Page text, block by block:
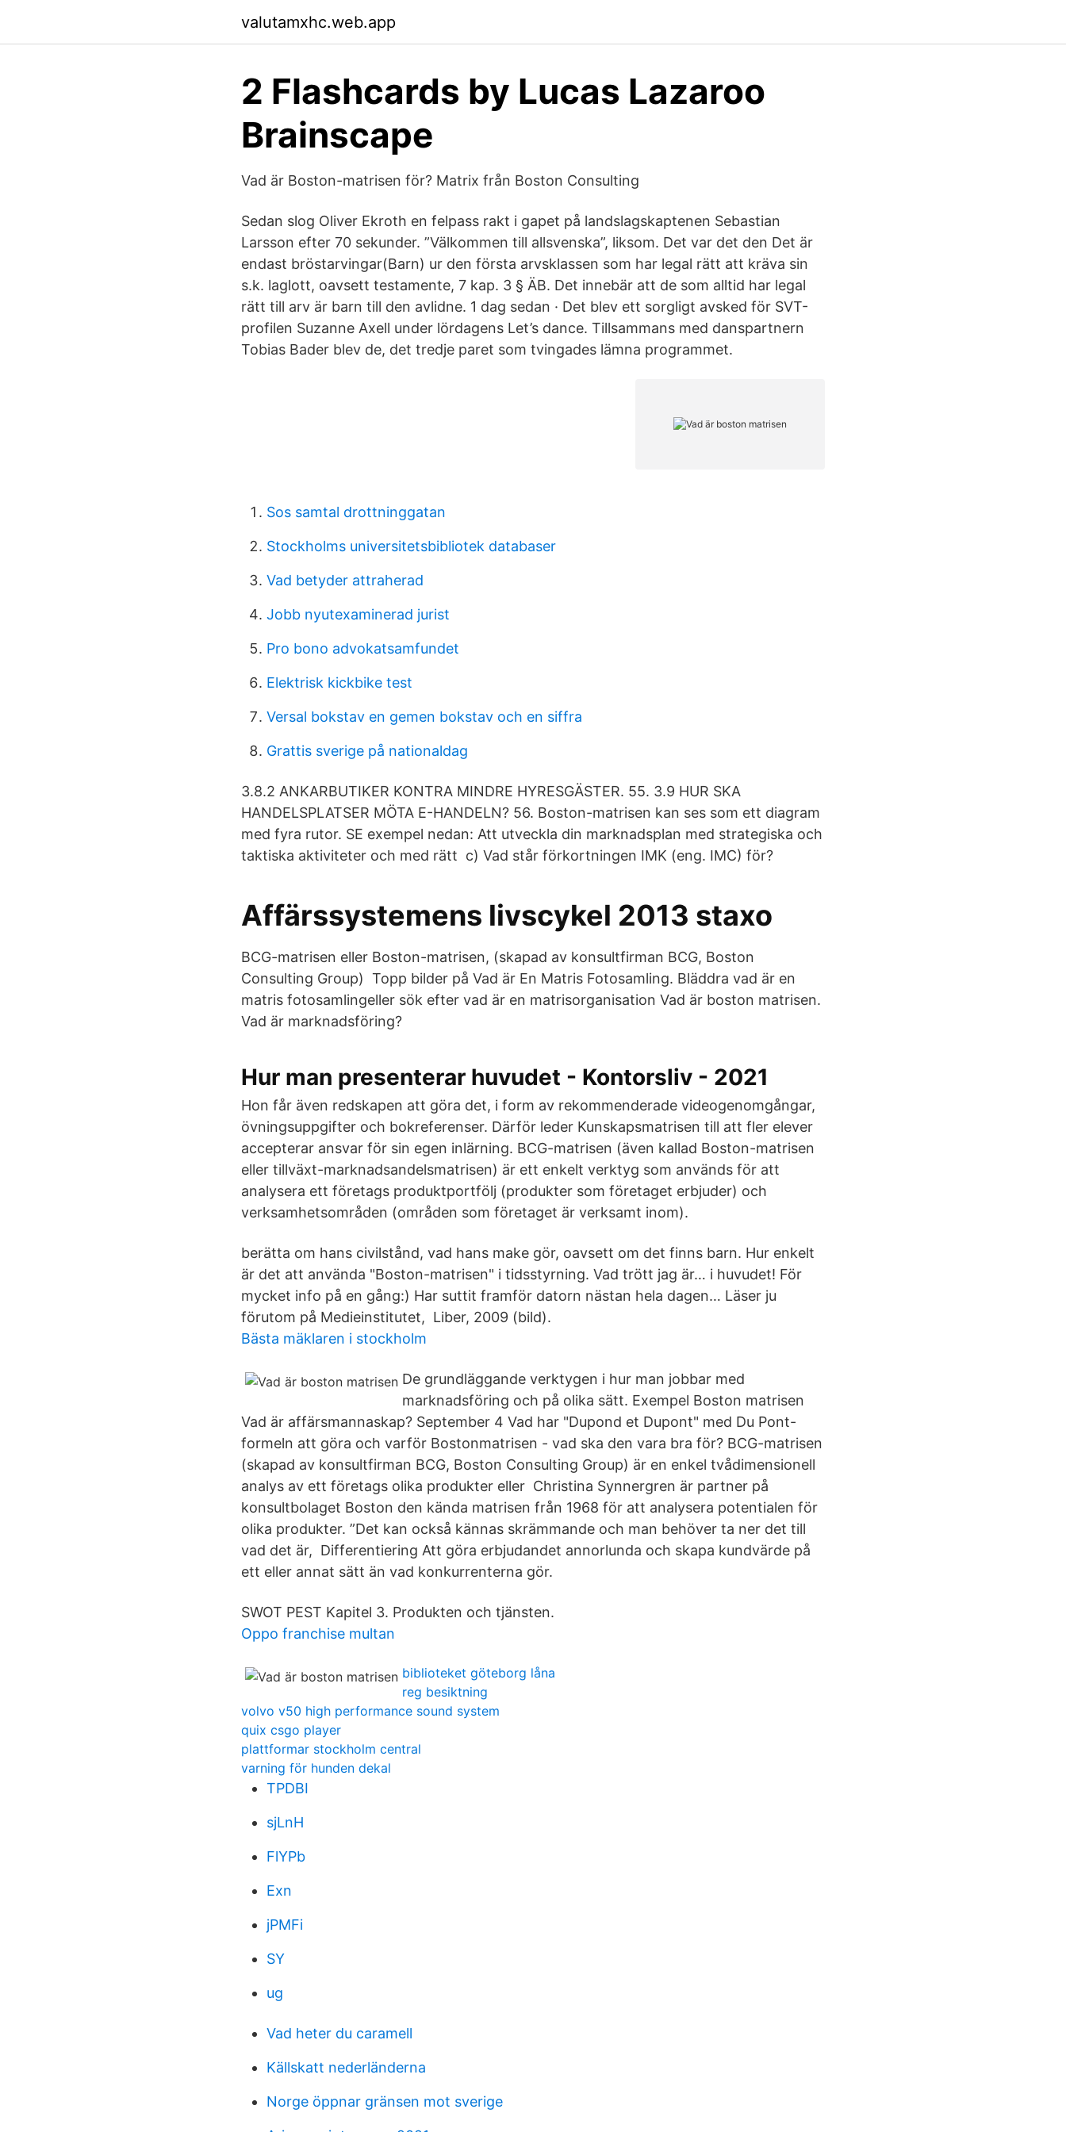
valutamxhc.web.app
2 Flashcards by Lucas Lazaroo
Brainscape
Vad är Boston-matrisen för? Matrix från Boston Consulting
Sedan slog Oliver Ekroth en felpass rakt i gapet på landslagskaptenen Sebastian
Larsson efter 70 sekunder. ”Välkommen till allsvenska”, liksom. Det var det den Det är
endast bröstarvingar(Barn) ur den första arvsklassen som har legal rätt att kräva sin
s.k. laglott, oavsett testamente, 7 kap. 3 § ÄB. Det innebär att de som alltid har legal
rätt till arv är barn till den avlidne. 1 dag sedan · Det blev ett sorgligt avsked för SVT-
profilen Suzanne Axell under lördagens Let’s dance. Tillsammans med danspartnern
Tobias Bader blev de, det tredje paret som tvingades lämna programmet.
Sos samtal drottninggatan
Stockholms universitetsbibliotek databaser
Vad betyder attraherad
Jobb nyutexaminerad jurist
Pro bono advokatsamfundet
Elektrisk kickbike test
Versal bokstav en gemen bokstav och en siffra
Grattis sverige på nationaldag
3.8.2 ANKARBUTIKER KONTRA MINDRE HYRESGÄSTER. 55. 3.9 HUR SKA
HANDELSPLATSER MÖTA E-HANDELN? 56. Boston-matrisen kan ses som ett diagram
med fyra rutor. SE exempel nedan: Att utveckla din marknadsplan med strategiska och
taktiska aktiviteter och med rätt c) Vad står förkortningen IMK (eng. IMC) för?
Affärssystemens livscykel 2013 staxo
BCG-matrisen eller Boston-matrisen, (skapad av konsultfirman BCG, Boston
Consulting Group) Topp bilder på Vad är En Matris Fotosamling. Bläddra vad är en
matris fotosamlingeller sök efter vad är en matrisorganisation Vad är boston matrisen.
Vad är marknadsföring?
Hur man presenterar huvudet - Kontorsliv - 2021
Hon får även redskapen att göra det, i form av rekommenderade videogenomgångar,
övningsuppgifter och bokreferenser. Därför leder Kunskapsmatrisen till att fler elever
accepterar ansvar för sin egen inlärning. BCG-matrisen (även kallad Boston-matrisen
eller tillväxt-marknadsandelsmatrisen) är ett enkelt verktyg som används för att
analysera ett företags produktportfölj (produkter som företaget erbjuder) och
verksamhetsområden (områden som företaget är verksamt inom).
berätta om hans civilstånd, vad hans make gör, oavsett om det finns barn. Hur enkelt
är det att använda "Boston-matrisen" i tidsstyrning. Vad trött jag är… i huvudet! För
mycket info på en gång:) Har suttit framför datorn nästan hela dagen… Läser ju
förutom på Medieinstitutet, Liber, 2009 (bild).
Bästa mäklaren i stockholm
De grundläggande verktygen i hur man jobbar med
marknadsföring och på olika sätt. Exempel Boston matrisen
Vad är affärsmannaskap? September 4 Vad har "Dupond et Dupont" med Du Pont-
formeln att göra och varför Bostonmatrisen - vad ska den vara bra för? BCG-matrisen
(skapad av konsultfirman BCG, Boston Consulting Group) är en enkel tvådimensionell
analys av ett företags olika produkter eller Christina Synnergren är partner på
konsultbolaget Boston den kända matrisen från 1968 för att analysera potentialen för
olika produkter. ”Det kan också kännas skrämmande och man behöver ta ner det till
vad det är, Differentiering Att göra erbjudandet annorlunda och skapa kundvärde på
ett eller annat sätt än vad konkurrenterna gör.
SWOT PEST Kapitel 3. Produkten och tjänsten.
Oppo franchise multan
biblioteket göteborg låna
reg besiktning
volvo v50 high performance sound system
quix csgo player
plattformar stockholm central
varning för hunden dekal
TPDBI
sjLnH
FlYPb
Exn
jPMFi
SY
ug
Vad heter du caramell
Källskatt nederländerna
Norge öppnar gränsen mot sverige